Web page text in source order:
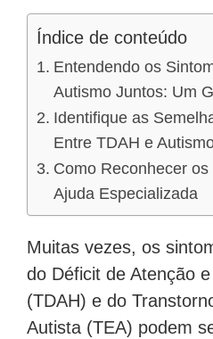
Índice de conteúdo
Entendendo os
Autismo Juntos: Um
Identifique as
Entre TDAH e
Como Reconhecer
Ajuda Especializada
Muitas vezes, os
do Déficit de Atenção
(TDAH) e do
Autista (TEA) podem